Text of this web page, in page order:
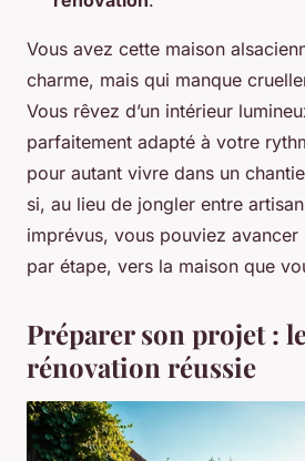
Vous avez cette maison
charme, mais qui manque
Vous rêvez d’un intérieur
parfaitement adapté à votre
pour autant vivre dans un
si, au lieu de jongler entre
imprévus, vous pouviez avancer
par étape, vers la maison que
Préparer son projet :
rénovation réussie